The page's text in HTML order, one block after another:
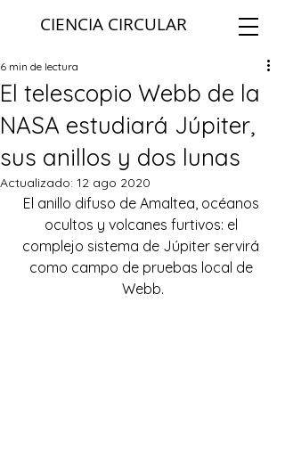
CIENCIA CIRCULAR
El telescopio Webb de la
NASA estudiará Júpiter,
sus anillos y dos lunas
6 min de lectura
Actualizado: 12 ago 2020
El anillo difuso de Amaltea, océanos
ocultos y volcanes furtivos: el
complejo sistema de Júpiter servirá
como campo de pruebas local de
Webb.